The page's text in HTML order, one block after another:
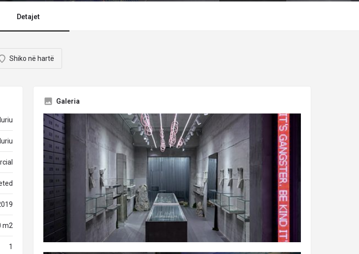
Detajet
Shiko në hartë
m2
1
Galeria